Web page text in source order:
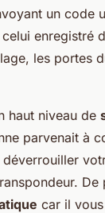
un code
enregistré
les portes
haut niveau de
parvenait à
De
car il